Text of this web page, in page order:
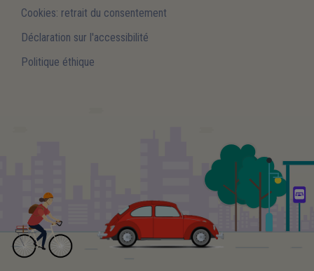
Cookies: retrait du consentement
Déclaration sur l'accessibilité
Politique éthique